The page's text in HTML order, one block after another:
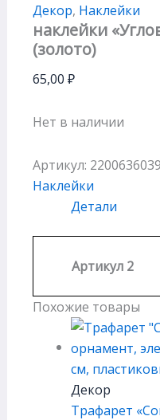
Декор, Наклейки
наклейки
(золото)
65,00 ₽
Нет в наличии
Артикул:
Наклейки
Детали
Артикул 2
Похожие товары
Декор
Трафарет